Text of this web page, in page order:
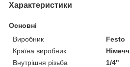
Характеристики
Основні
Виробник
Festo
Країна виробник
Внутрішня різьба
1/4"